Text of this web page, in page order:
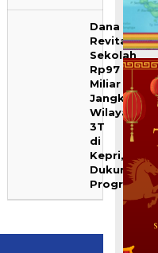
Dana
Revitalisasi
Sekolah
Rp97
Miliar
Jangkau
Wilayah
3T
di
Kepri,
Dukung
Progra…